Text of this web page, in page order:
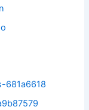
681a6618